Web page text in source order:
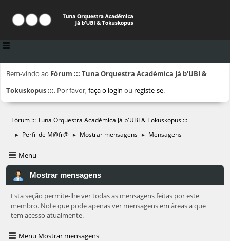
Bem-vindo ao Fórum ::: Tuna Orquestra Académica Já b'UBI &
Tokuskopus :::. Por favor,faça o login ou registe-se.
Fórum ::: Tuna Orquestra Académica Já b'UBI & Tokuskopus :::
► Perfil de M@fr@ ► Mostrar mensagens ► Mensagens
Menu
Mostrar mensagens
Esta seção permite-lhe ver todas as mensagens feitas por este
membro. Note que pode apenas ver mensagens em áreas a que
tem acesso atualmente.
Menu Mostrar mensagens